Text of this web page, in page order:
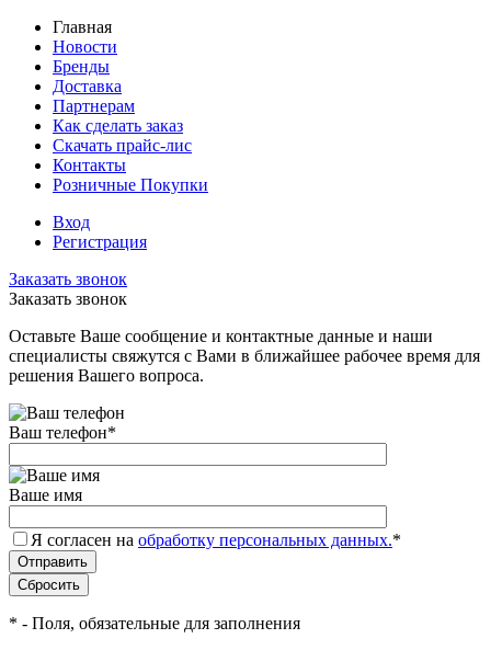
Главная
Новости
Бренды
Доставка
Партнерам
Как сделать заказ
Скачать прайс-лис
Контакты
Розничные Покупки
Вход
Регистрация
Заказать звонок
Заказать звонок
Оставьте Ваше сообщение и контактные данные и наши
специалисты свяжутся с Вами в ближайшее рабочее время для
решения Вашего вопроса.
Ваш телефон*
Ваше имя
Я согласен на обработку персональных данных.*
* - Поля, обязательные для заполнения